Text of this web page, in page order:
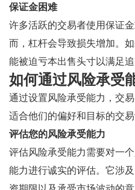
保证金困难
许多活跃的交易者使用保证
而，杠杆会导致损失增加。
能被迫亏本出售头寸以满足追
如何通过风险承受
通过设置风险承受能力，交
适合他们的偏好和目标的交
评估您的风险承受能力
评估风险承受能力需要对一
能力进行诚实的评估。它涉